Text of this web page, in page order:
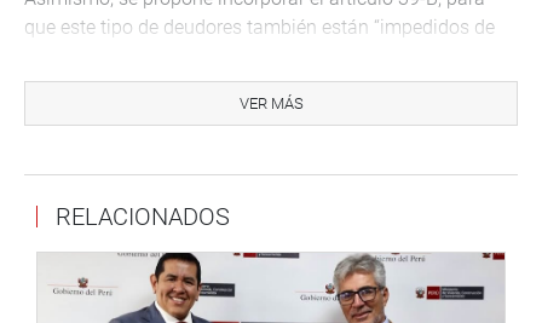
que este tipo de deudores también están “impedidos de
cargos de confianza”, como ministros, viceministros,
secretarios generales, directores, entre otros altos cargos
electoral, que permite que personas que tienen grandes
deudas con el Estado, como persona natural o persona
jurídica, puedan postular a cargos de elección popular y
asumir cargos de funcionarios mediante los cuales
VER MÁS
RELACIONADOS